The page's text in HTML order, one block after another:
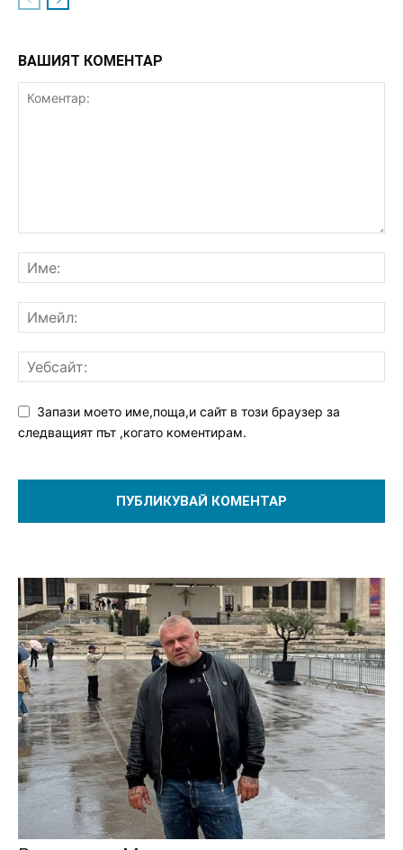
ВАШИЯТ КОМЕНТАР
Запази моето име,поща,и сайт в този браузер за
следващият път ,когато коментирам.